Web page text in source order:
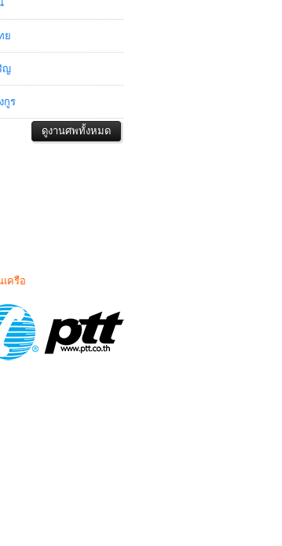
ย
ญ
กูร
เครือ